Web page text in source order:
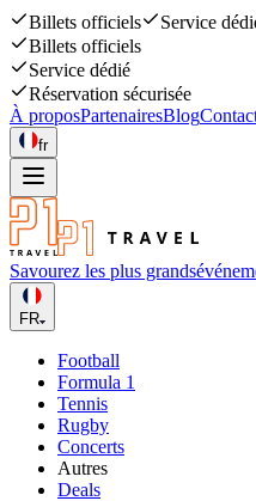
Billets officiels Service
Billets officiels
Service dédié
Réservation sécurisée
À proposPartenairesBlog
fr
Savourez les plus grands
FR
Football
Formula 1
Tennis
Rugby
Concerts
Autres
Deals